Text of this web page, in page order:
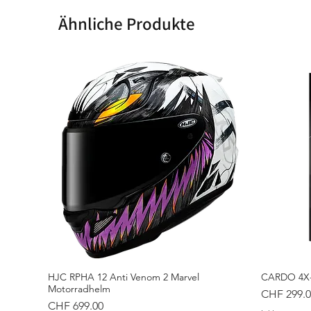
Ähnliche Produkte
HJC RPHA 12 Anti Venom 2 Marvel
Motorradhelm
Preis
CHF 699.00
CARDO
Preis
CHF